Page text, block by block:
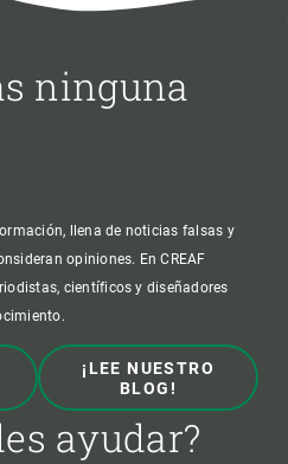
ninguna
llena de noticias falsas y
opiniones. En CREAF
científicos y diseñadores
¡LEE NUESTRO
BLOG!
ayudar?